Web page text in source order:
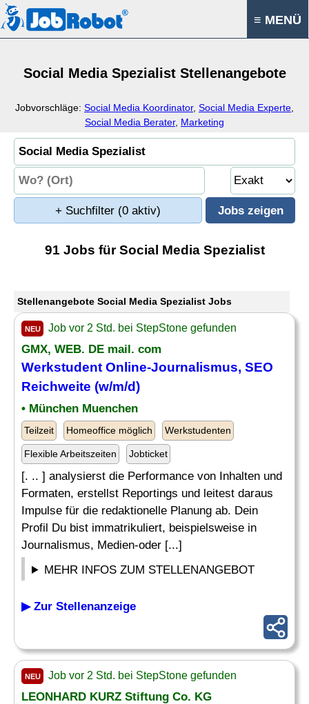
≡ MENÜ
Social Media Spezialist Stellenangebote
Jobvorschläge: Social Media Koordinator, Social Media Experte
Social Media Berater, Marketing
+ Suchfilter (0 aktiv)
91 Jobs für Social Media Spezialist
Stellenangebote Social Media Spezialist Jobs
NEU Job vor 2 Std. bei StepStone gefunden
GMX, WEB. DE mail. com
Werkstudent Online-Journalismus, SEO
Reichweite (w/m/d)
• München Muenchen
Teilzeit Homeoffice möglich Werkstudenten
Flexible Arbeitszeiten Jobticket
[. .. ] analysierst die Performance von Inhalten und
Formaten, erstellst Reportings und leitest daraus
Impulse für die redaktionelle Planung ab. Dein
Profil Du bist immatrikuliert, beispielsweise in
Journalismus, Medien-oder [...]
MEHR INFOS ZUM STELLENANGEBOT
▶ Zur Stellenanzeige
NEU Job vor 2 Std. bei StepStone gefunden
LEONHARD KURZ Stiftung Co. KG